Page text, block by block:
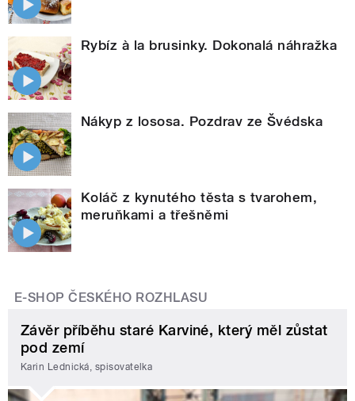
Rybíz à la brusinky. Dokonalá náhražka
Nákyp z lososa. Pozdrav ze Švédska
Koláč z kynutého těsta s tvarohem,
meruňkami a třešněmi
E-SHOP ČESKÉHO ROZHLASU
Závěr příběhu staré Karviné, který měl zůstat
pod zemí
Karin Lednická, spisovatelka